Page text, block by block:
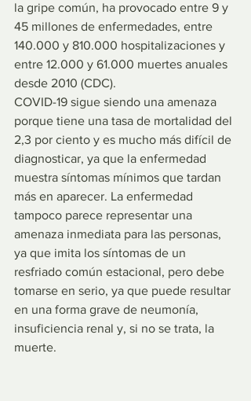
la gripe común, ha provocado entre 9 y
45 millones de enfermedades, entre
140.000 y 810.000 hospitalizaciones y
entre 12.000 y 61.000 muertes anuales
desde 2010 (CDC).
COVID-19 sigue siendo una amenaza
porque tiene una tasa de mortalidad del
2,3 por ciento y es mucho más difícil de
diagnosticar, ya que la enfermedad
muestra síntomas mínimos que tardan
más en aparecer. La enfermedad
tampoco parece representar una
amenaza inmediata para las personas,
ya que imita los síntomas de un
resfriado común estacional, pero debe
tomarse en serio, ya que puede resultar
en una forma grave de neumonía,
insuficiencia renal y, si no se trata, la
muerte.